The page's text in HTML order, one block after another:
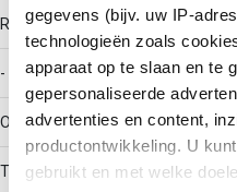
gegevens (bijv. uw IP-
technologieën zoals
apparaat op te slaan en te
gepersonaliseerde
advertenties en content,
productontwikkeling. U
gebruikt en met welke
RAL-nummer
-
Oppervlaktebescherming
Thermisch verzinkt (Hot-dip)